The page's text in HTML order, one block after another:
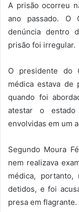
A prisão ocorreu
ano passado. O
denúncia dentro
prisão foi irregular.
O presidente do
médica estava de
quando foi
atestar o
envolvidas em um
Segundo Moura
nem realizava
médica,
detidos, e foi
presa em flagrante.